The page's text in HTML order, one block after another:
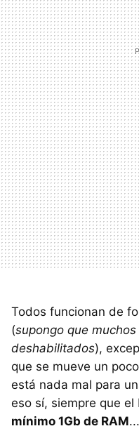
Todos funcionan de
(supongo que
deshabilitados),
que se mueve un
está nada mal para
eso sí, siempre que el
mínimo 1Gb de RAM...